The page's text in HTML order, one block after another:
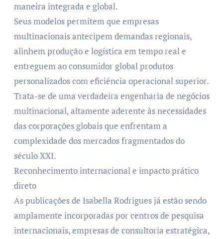
maneira integrada e global.
Seus modelos permitem que empresas
multinacionais antecipem demandas regionais,
alinhem produção e logística em tempo real e
entreguem ao consumidor global produtos
personalizados com eficiência operacional superior.
Trata-se de uma verdadeira engenharia de negócios
multinacional, altamente aderente às necessidades
das corporações globais que enfrentam a
complexidade dos mercados fragmentados do
século XXI.
Reconhecimento internacional e impacto prático
direto
As publicações de Isabella Rodrigues já estão sendo
amplamente incorporadas por centros de pesquisa
internacionais, empresas de consultoria estratégica,